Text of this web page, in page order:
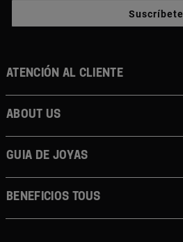
Suscríbete
Atención al cliente
About us
Guia de joyas
Beneficios TOUS